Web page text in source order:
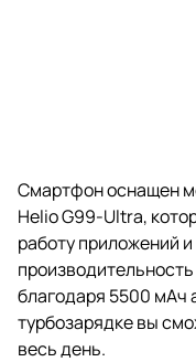
Смартфон оснащен
Helio G99-Ultra,
работу приложений
благодаря 5500 мАч
турбозарядке вы
весь день.